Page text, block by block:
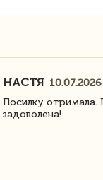
НАСТЯ 10.07.2026
Посилку отримала.
задоволена!